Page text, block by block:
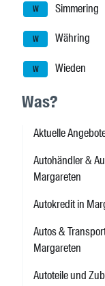
W Simmering
W Währing
W Wieden
Was?
Aktuelle
Autohändler &
Margareten
Autokredit in
Autos &
Margareten
Autoteile und